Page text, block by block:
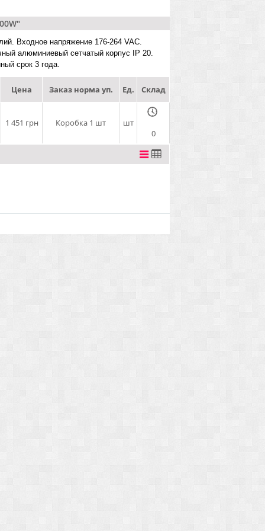
Входное напряжение 176-264 VAC.
алюминиевый сетчатый корпус IP 20.
срок 3 года.
Цена Заказ норма уп. Ед.
Склад
1 451 грн Коробка 1 шт
шт
0